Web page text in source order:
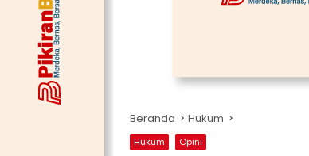
Beranda Hukum
Hukum Opini